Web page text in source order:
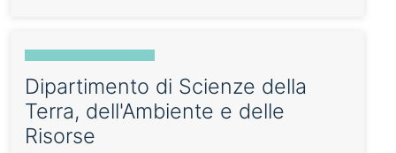
Dipartimento di Scienze della
Terra, dell'Ambiente e delle
Risorse